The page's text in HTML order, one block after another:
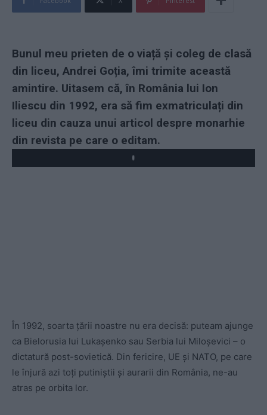
Bunul meu prieten de o viață și coleg de clasă
din liceu, Andrei Goția, îmi trimite această
amintire. Uitasem că, în România lui Ion
Iliescu din 1992, era să fim exmatriculați din
liceu din cauza unui articol despre monarhie
din revista pe care o editam.
Play
În 1992, soarta țării noastre nu era decisă: puteam ajunge
ca Bielorusia lui Lukașenko sau Serbia lui Miloșevici – o
dictatură post-sovietică. Din fericire, UE și NATO, pe care
le înjură azi toți putiniștii și aurarii din România, ne-au
atras pe orbita lor.